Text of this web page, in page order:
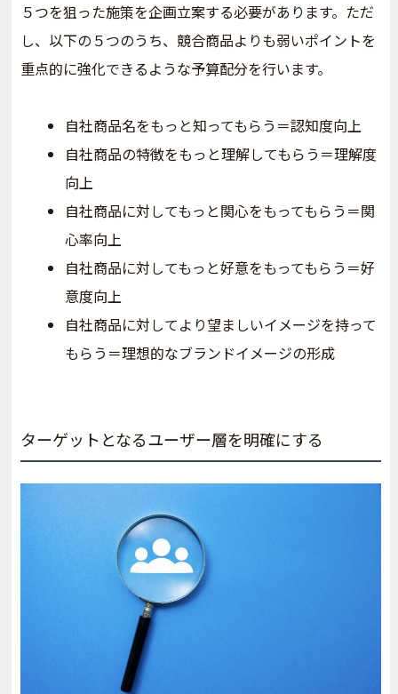
５つを狙った施策を企画立案する必要があります。ただ
し、以下の５つのうち、競合商品よりも弱いポイントを
重点的に強化できるような予算配分を行います。
自社商品名をもっと知ってもらう＝認知度向上
自社商品の特徴をもっと理解してもらう＝理解度
向上
自社商品に対してもっと関心をもってもらう＝関
心率向上
自社商品に対してもっと好意をもってもらう＝好
意度向上
自社商品に対してより望ましいイメージを持って
もらう＝理想的なブランドイメージの形成
ターゲットとなるユーザー層を明確にする